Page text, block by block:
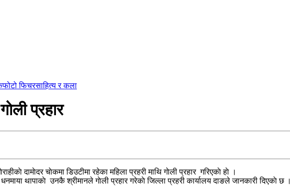
फोटो फिचरसाहित्य र कला
प्रहार
दामाेदर चाेकमा डिउटीमा रहेका महिला प्रहरी माथि गाेली प्रहार गरिएकाे हाे ।
धनमाया थापाकाे उनकै श्रीमानले गाेली प्रहार गरेकाे जिल्ला प्रहरी कार्यालय दाङले जानकारी दिएकाे छ ।